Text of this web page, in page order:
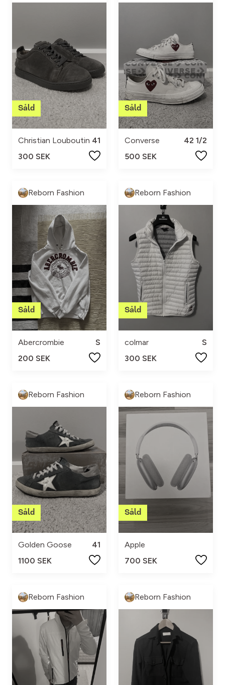
Christian Louboutin 41
300 SEK
Converse
42 1/2
500 SEK
Reborn Fashion
Abercrombie
S
200 SEK
Reborn Fashion
colmar
S
300 SEK
Reborn Fashion
Golden Goose
41
1100 SEK
Reborn Fashion
Apple
700 SEK
Reborn Fashion Reborn Fashion